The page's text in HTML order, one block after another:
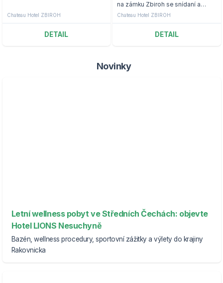
Chateau Hotel ZBIROH
DETAIL
na zámku Zbiroh se snídaní a
wellness.
Chateau Hotel ZBIROH
DETAIL
Novinky
Letní wellness pobyt ve Středních Čechách: objevte
Hotel LIONS Nesuchyně
Bazén, wellness procedury, sportovní zážitky a výlety do krajiny
Rakovnicka